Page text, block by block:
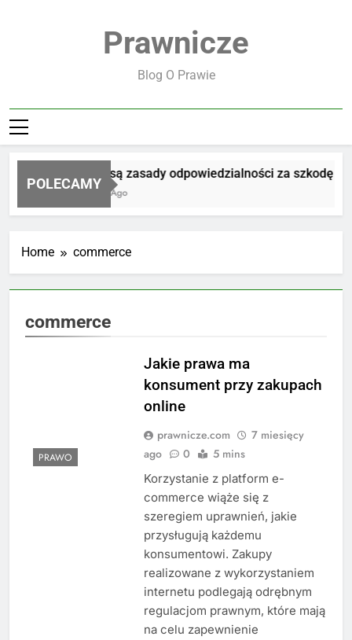
Prawnicze
Blog O Prawie
POLECAMY
Jakie są zasady odpowiedzialności za szkodę
1 Dzień Ago
Home commerce
commerce
PRAWO
Jakie prawa ma
konsument przy zakupach
online
prawnicze.com
7 miesięcy
ago
0 5 mins
Korzystanie z platform e-
commerce wiąże się z
szeregiem uprawnień, jakie
przysługują każdemu
konsumentowi. Zakupy
realizowane z wykorzystaniem
internetu podlegają odrębnym
regulacjom prawnym, które mają
na celu zapewnienie